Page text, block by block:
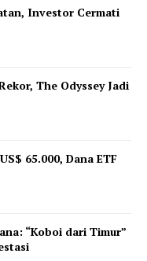
Investor Cermati
The Odyssey Jadi
65.000, Dana ETF
“Koboi dari Timur”